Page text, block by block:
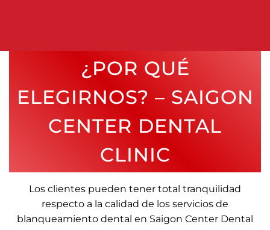
¿POR QUÉ
ELEGIRNOS? – SAIGON
CENTER DENTAL
CLINIC
Los clientes pueden tener total tranquilidad
respecto a la calidad de los servicios de
blanqueamiento dental en Saigon Center Dental